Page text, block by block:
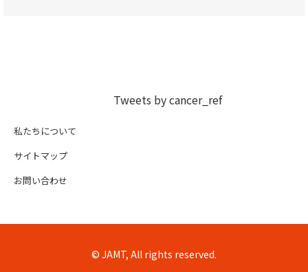
Tweets by cancer_ref
私たちについて
サイトマップ
お問い合わせ
© JAMT, All rights reserved.